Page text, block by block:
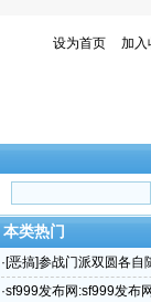
设为首页 加入
本类热门
·[恶搞]参战门派双圆各自
届时同一门庞弈
·sf999发布网:sf999发布